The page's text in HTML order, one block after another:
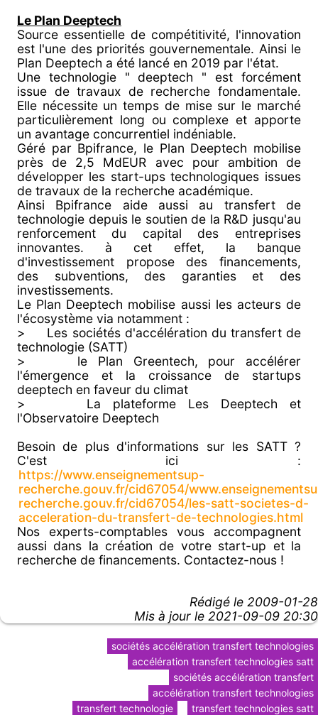
Le Plan Deeptech
Source essentielle de compétitivité, l'innovation
est l'une des priorités gouvernementale. Ainsi le
Plan Deeptech a été lancé en 2019 par l'état.
Une technologie " deeptech " est forcément
issue de travaux de recherche fondamentale.
Elle nécessite un temps de mise sur le marché
particulièrement long ou complexe et apporte
un avantage concurrentiel indéniable.
Géré par Bpifrance, le Plan Deeptech mobilise
près de 2,5 MdEUR avec pour ambition de
développer les start-ups technologiques issues
de travaux de la recherche académique.
Ainsi Bpifrance aide aussi au transfert de
technologie depuis le soutien de la R&D jusqu'au
renforcement du capital des entreprises
innovantes. à cet effet, la banque
d'investissement propose des financements,
des subventions, des garanties et des
investissements.
Le Plan Deeptech mobilise aussi les acteurs de
l'écosystème via notamment :
> Les sociétés d'accélération du transfert de
technologie (SATT)
> le Plan Greentech, pour accélérer
l'émergence et la croissance de startups
deeptech en faveur du climat
> La plateforme Les Deeptech et
l'Observatoire Deeptech
Besoin de plus d'informations sur les SATT ?
C'est ici :
https://www.enseignementsup-
recherche.gouv.fr/cid67054/
recherche.gouv.fr/cid67054/les-satt-societes-d-
acceleration-du-transfert-de-technologies.html
Nos experts-comptables vous accompagnent
aussi dans la création de votre start-up et la
recherche de financements. Contactez-nous !
Rédigé le 2009-01-28
Mis à jour le 2021-09-09 20:30
sociétés accélération transfert technologies
accélération transfert technologies satt
sociétés accélération transfert
accélération transfert technologies
transfert technologies satt
transfert technologie